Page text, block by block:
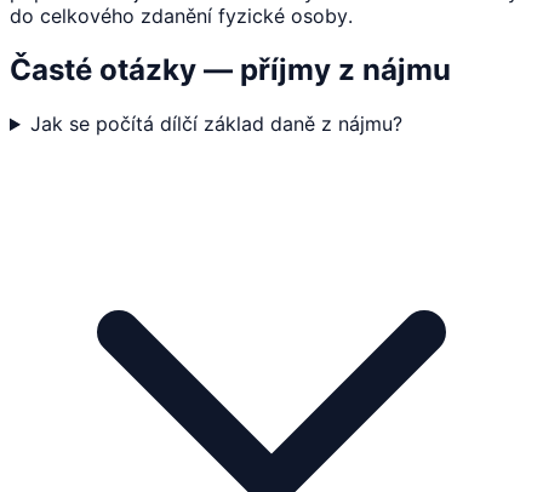
do celkového zdanění fyzické osoby.
Časté otázky — příjmy z nájmu
Jak se počítá dílčí základ daně z nájmu?